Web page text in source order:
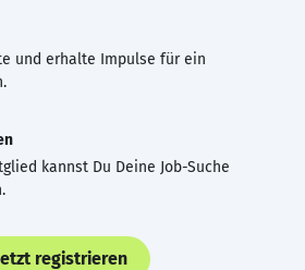
und erhalte Impulse für ein
kannst Du Deine Job-Suche
registrieren